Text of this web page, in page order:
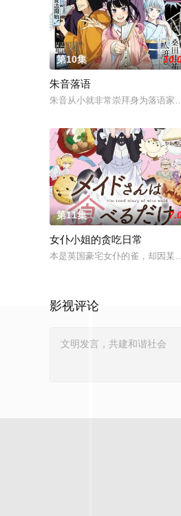
第10集
朱音落语
朱音从小就非常崇拜身为落语家
第11集
女仆小姐的贪吃日常
本是英国豪宅女仆的雀，却因某
影视评论